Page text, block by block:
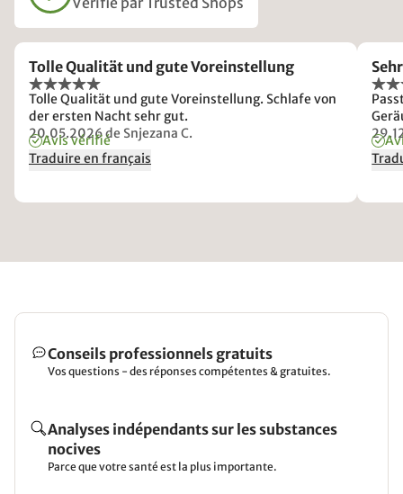
Tolle Qualität und gute Voreinstellung
Tolle Qualität und gute Voreinstellung. Schlafe von
der ersten Nacht sehr gut.
20.05.2026de Snjezana C.
Avis vérifié
Traduire en français
Conseils professionnels gratuits
Vos questions - des réponses compétentes & gratuites.
Analyses indépendants sur les substances
nocives
Parce que votre santé est la plus importante.